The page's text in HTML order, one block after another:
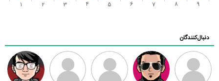
1 2 3 4 5 6 7 8 9
دنبال‌کنندگان